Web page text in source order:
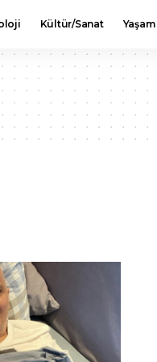
Kültür/Sanat Yaşam